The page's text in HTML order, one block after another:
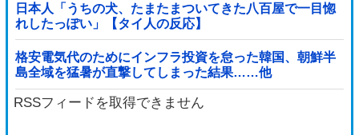
日本人「うちの犬、たまたまついてきた八百屋で一目惚
れしたっぽい」【タイ人の反応】
格安電気代のためにインフラ投資を怠った韓国、朝鮮半
島全域を猛暑が直撃してしまった結果……他
RSSフィードを取得できません